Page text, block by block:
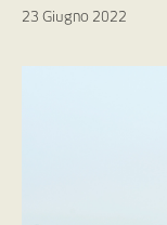
23 Giugno 2022